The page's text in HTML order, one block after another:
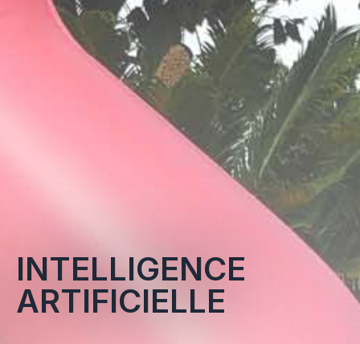
INTELLIGENCE
ARTIFICIELLE